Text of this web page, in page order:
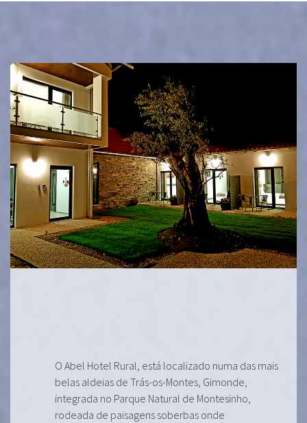
O Abel Hotel Rural, está localizado numa das mais
belas aldeias de Trás-os-Montes, Gimonde,
integrada no Parque Natural de Montesinho,
rodeada de paisagens soberbas onde